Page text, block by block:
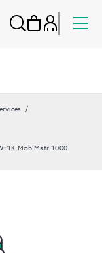
Mob Mstr 1000